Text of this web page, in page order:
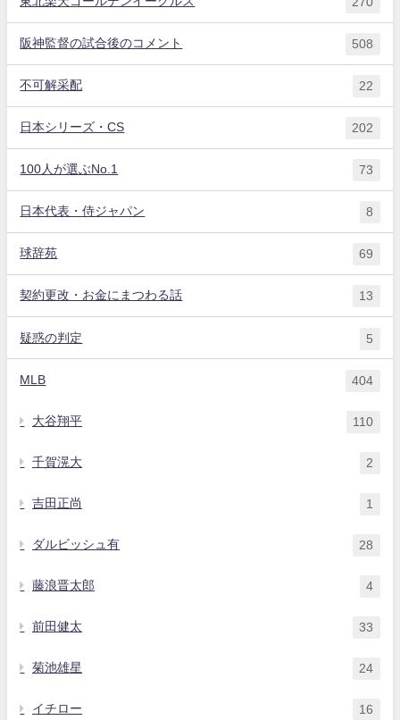
阪神監督の試合後のコメント 508
不可解采配 22
日本シリーズ・CS 202
100人が選ぶNo.1 73
日本代表・侍ジャパン 8
球辞苑 69
契約更改・お金にまつわる話 13
疑惑の判定 5
MLB 404
大谷翔平 110
千賀滉大 2
吉田正尚 1
ダルビッシュ有 28
藤浪晋太郎 4
前田健太 33
菊池雄星 24
イチロー 16